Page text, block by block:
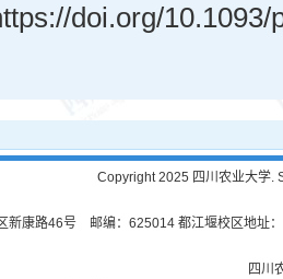
doi.org/10.1093/
Copyright 2025 四川农业大学.
新康路46号 邮编：625014 都江堰校区地址
四川